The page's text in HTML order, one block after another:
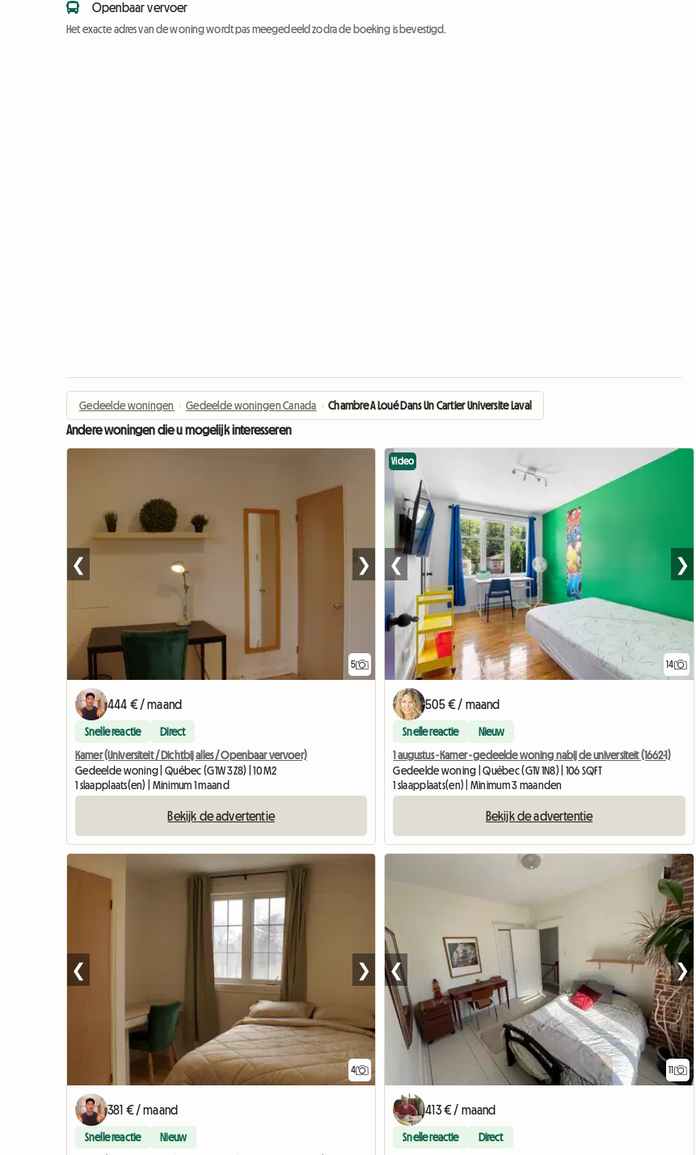
Openbaar vervoer
Het exacte adres van de woning wordt pas meegedeeld zodra de boeking is bevestigd.
Gedeelde woningen › Gedeelde woningen Canada › Chambre A Loué Dans Un Cartier Universite Laval
Andere woningen die u mogelijk interesseren
5
❮ ❯
444 € / maand
Snelle reactie Direct
Kamer (Universiteit / Dichtbij alles / Openbaar vervoer)
Gedeelde woning | Québec (G1W 3Z8) | 10 M2
1 slaapplaats(en) | Minimum 1 maand
Bekijk de advertentie
14
Video
❮ ❯
505 € / maand
Snelle reactie Nieuw
1 augustus - Kamer - gedeelde woning nabij de universiteit (1662-1)
Gedeelde woning | Québec (G1V 1N8) | 106 SQFT
1 slaapplaats(en) | Minimum 3 maanden
Bekijk de advertentie
4
❮ ❯
381 € / maand
Snelle reactie Nieuw
11
❮ ❯
413 € / maand
Snelle reactie Direct